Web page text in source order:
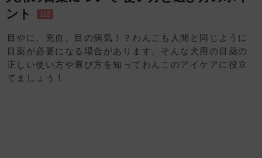
ント
1/2
目やに、充血、目の病気！？わんこも人間と同じように
目薬が必要になる場合があります。そんな犬用の目薬の
正しい使い方や選び方を知ってわんこのアイケアに役立
てましょう！